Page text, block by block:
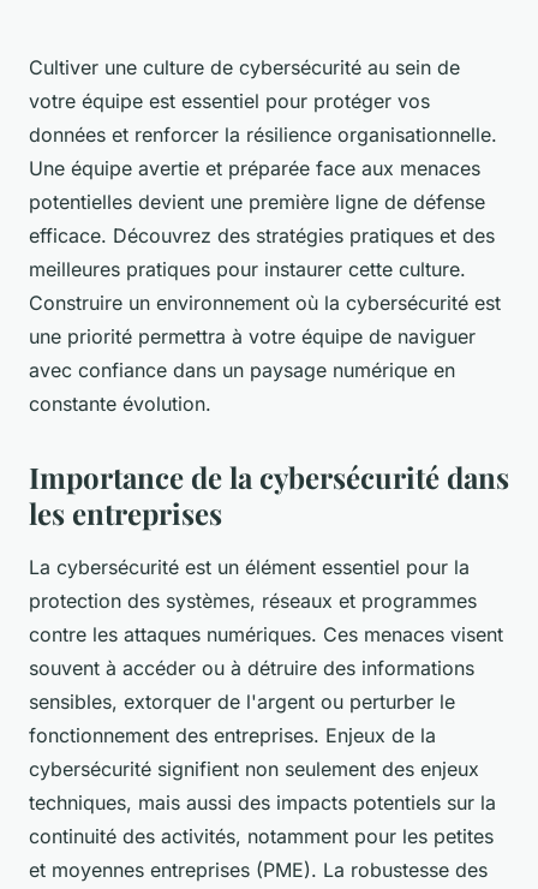
Cultiver une culture de cybersécurité au sein de
votre équipe est essentiel pour protéger vos
données et renforcer la résilience organisationnelle.
Une équipe avertie et préparée face aux menaces
potentielles devient une première ligne de défense
efficace. Découvrez des stratégies pratiques et des
meilleures pratiques pour instaurer cette culture.
Construire un environnement où la cybersécurité est
une priorité permettra à votre équipe de naviguer
avec confiance dans un paysage numérique en
constante évolution.
Importance de la cybersécurité dans
les entreprises
La cybersécurité est un élément essentiel pour la
protection des systèmes, réseaux et programmes
contre les attaques numériques. Ces menaces visent
souvent à accéder ou à détruire des informations
sensibles, extorquer de l'argent ou perturber le
fonctionnement des entreprises. Enjeux de la
cybersécurité signifient non seulement des enjeux
techniques, mais aussi des impacts potentiels sur la
continuité des activités, notamment pour les petites
et moyennes entreprises (PME). La robustesse des